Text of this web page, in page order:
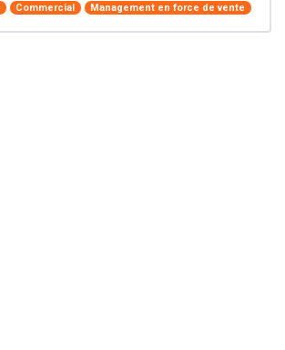
Commercial Management en force de vente